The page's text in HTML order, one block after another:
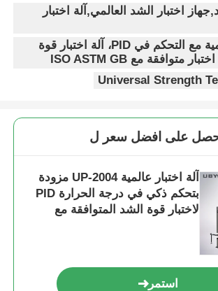
اختبار الشد العالمي,آلة اختبار
آلة الاختبار العالمية مع التحكم في PID، آلة اختبار قوة
Universal Strength
على افضل سعر ل
آلة اختبار عالمية UP-2004 مزودة
بتحكم ذكي في درجة الحرارة PID
لاختبار قوة الشد المتوافقة مع
استمر